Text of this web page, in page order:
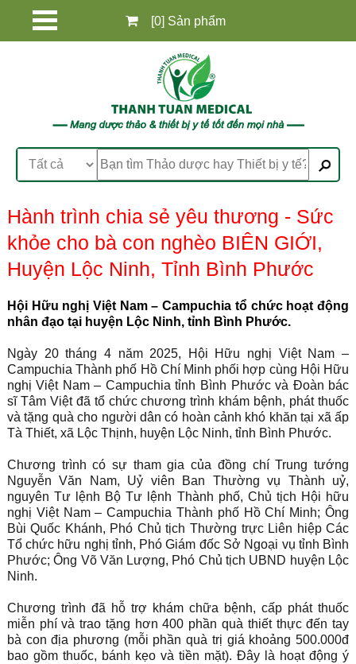
[0] Sản phẩm
Hành trình chia sẻ yêu thương - Sức
khỏe cho bà con nghèo BIÊN GIỚI,
Huyện Lộc Ninh, Tỉnh Bình Phước
Hội Hữu nghị Việt Nam – Campuchia tổ chức hoạt động
nhân đạo tại huyện Lộc Ninh, tỉnh Bình Phước.
Ngày 20 tháng 4 năm 2025, Hội Hữu nghị Việt Nam –
Campuchia Thành phố Hồ Chí Minh phối hợp cùng Hội Hữu
nghị Việt Nam – Campuchia tỉnh Bình Phước và Đoàn bác
sĩ Tâm Việt đã tổ chức chương trình khám bệnh, phát thuốc
và tặng quà cho người dân có hoàn cảnh khó khăn tại xã ấp
Tà Thiết, xã Lộc Thịnh, huyện Lộc Ninh, tỉnh Bình Phước.
Chương trình có sự tham gia của đồng chí Trung tướng
Nguyễn Văn Nam, Uỷ viên Ban Thường vụ Thành uỷ,
nguyên Tư lệnh Bộ Tư lệnh Thành phố, Chủ tịch Hội hữu
nghị Việt Nam – Campuchia Thành phố Hồ Chí Minh; Ông
Bùi Quốc Khánh, Phó Chủ tịch Thường trực Liên hiệp Các
Tổ chức hữu nghị tỉnh, Phó Giám đốc Sở Ngoại vụ tỉnh Bình
Phước; Ông Võ Văn Lượng, Phó Chủ tịch UBND huyện Lộc
Ninh.
Chương trình đã hỗ trợ khám chữa bệnh, cấp phát thuốc
miễn phí và trao tặng hơn 400 phần quà thiết thực đến tay
bà con địa phương (mỗi phần quà trị giá khoảng 500.000đ
bao gồm thuốc, bánh kẹo và tiền mặt). Đây là hoạt động ý